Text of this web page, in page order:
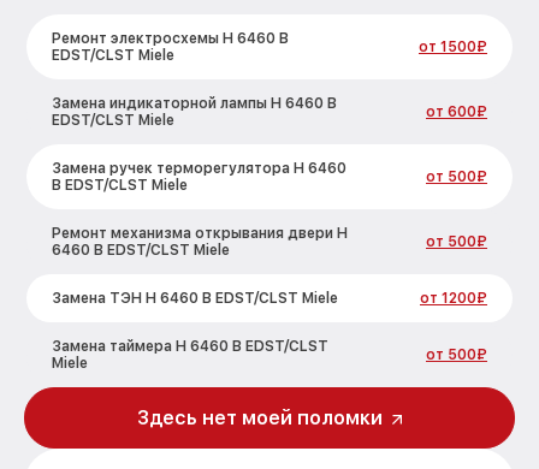
Ремонт электросхемы H 6460 B
EDST/CLST Miele
от 1500₽
Замена индикаторной лампы H 6460 B
EDST/CLST Miele
от 600₽
Замена ручек терморегулятора H 6460
B EDST/CLST Miele
от 500₽
Ремонт механизма открывания двери H
6460 B EDST/CLST Miele
от 500₽
Замена ТЭН H 6460 B EDST/CLST Miele от 1200₽
Замена таймера H 6460 B EDST/CLST
Miele
от 500₽
Замена предохранителя H 6460 B
EDST/CLST MieleЗдесь нет моей поломки